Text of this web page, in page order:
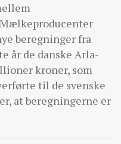
beregninger fra
år de danske Arla-
kroner, som
til de svenske
at beregningerne er